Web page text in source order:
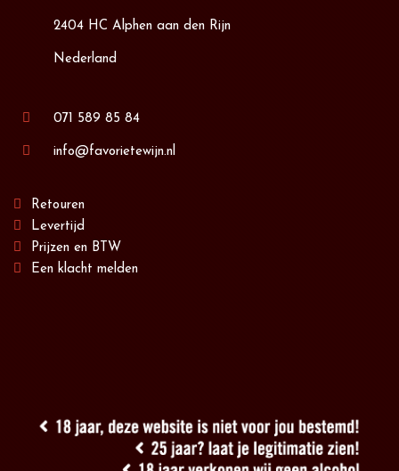
2404 HC Alphen aan den Rijn
Nederland
071 589 85 84
info@favorietewijn.nl
Retouren
Levertijd
Prijzen en BTW
Een klacht melden